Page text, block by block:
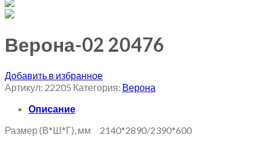
Верона-02 20476
Добавить в избранное
Артикул: 22205 Категория: Верона
Описание
Размер (В*Ш*Г), мм 2140*2890/2390*600